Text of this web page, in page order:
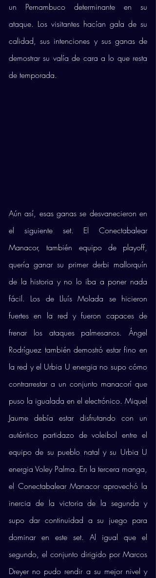
un Pernambuco determinante en su
ataque. Los visitantes hacían gala de su
calidad, sus intenciones y sus ganas de
demostrar su valía de cara a lo que resta
de temporada.
Aún así, esas ganas se desvanecieron en
el siguiente set. El Conectabalear
Manacor, también equipo de playoff,
quería ganar su primer derbi mallorquín
de la historia y no lo iba a poner nada
fácil. Los de Lluís Molada se hicieron
fuertes en la red y fueron capaces de
frenar los ataques palmesanos. Ángel
Rodríguez también demostró estar fino en
la red y el Urbia U energia no supo cómo
contrarrestar a un conjunto manacorí que
puso la igualada en el electrónico. Miquel
Jaume debía estar disfrutando con un
auténtico partidazo de voleibol entre el
equipo de su pueblo natal y su Urbia U
energia Voley Palma. En la tercera manga,
el Conectabalear Manacor aprovechó la
inercia de la victoria de la segunda y
supo dar continuidad a su juego para
dominar en este set. Al igual que el
segundo, el conjunto dirigido por Marcos
Dreyer no pudo rendir a su mejor nivel y